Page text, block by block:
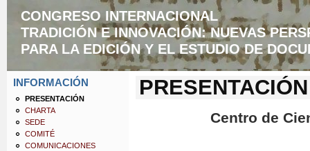
CONGRESO INTERNACIONAL
TRADICIÓN E INNOVACIÓN: NUEVAS
PARA LA EDICIÓN Y EL ESTUDIO DE
INFORMACIÓN
PRESENTACIÓN
CHARTA
SEDE
COMITÉ
COMUNICACIONES
PRESENTACIÓN
Centro de